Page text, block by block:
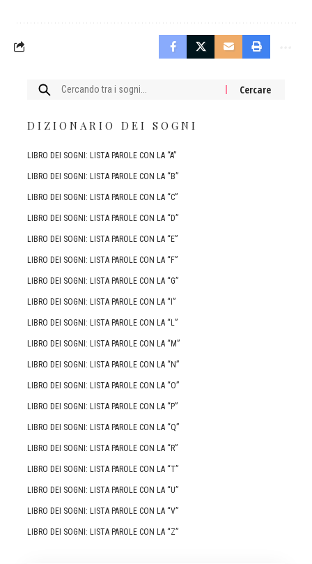
Cercare:
DIZIONARIO DEI SOGNI
LIBRO DEI SOGNI: LISTA PAROLE CON LA “A”
LIBRO DEI SOGNI: LISTA PAROLE CON LA “B”
LIBRO DEI SOGNI: LISTA PAROLE CON LA “C”
LIBRO DEI SOGNI: LISTA PAROLE CON LA “D”
LIBRO DEI SOGNI: LISTA PAROLE CON LA “E”
LIBRO DEI SOGNI: LISTA PAROLE CON LA “F”
LIBRO DEI SOGNI: LISTA PAROLE CON LA “G”
LIBRO DEI SOGNI: LISTA PAROLE CON LA “I”
LIBRO DEI SOGNI: LISTA PAROLE CON LA “L”
LIBRO DEI SOGNI: LISTA PAROLE CON LA “M”
LIBRO DEI SOGNI: LISTA PAROLE CON LA “N”
LIBRO DEI SOGNI: LISTA PAROLE CON LA “O”
LIBRO DEI SOGNI: LISTA PAROLE CON LA “P”
LIBRO DEI SOGNI: LISTA PAROLE CON LA “Q”
LIBRO DEI SOGNI: LISTA PAROLE CON LA “R”
LIBRO DEI SOGNI: LISTA PAROLE CON LA “T”
LIBRO DEI SOGNI: LISTA PAROLE CON LA “U”
LIBRO DEI SOGNI: LISTA PAROLE CON LA “V”
LIBRO DEI SOGNI: LISTA PAROLE CON LA “Z”